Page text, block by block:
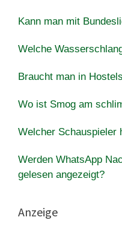
Kann man mit
Welche
Braucht man in
Wo ist Smog am
Welcher Schauspieler
Werden WhatsApp
gelesen angezeigt?
Anzeige